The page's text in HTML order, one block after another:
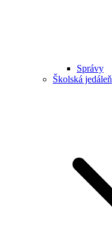
Správy
Školská jedáleň